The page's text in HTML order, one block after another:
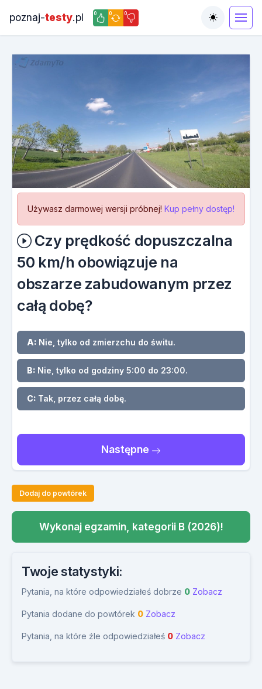
poznaj-testy.pl 0 0 0
Toggle
Używasz darmowej wersji próbnej! Kup pełny dostęp!
Czy prędkość dopuszczalna
50 km/h obowiązuje na
obszarze zabudowanym przez
całą dobę?
A: Nie, tylko od zmierzchu do świtu.
B: Nie, tylko od godziny 5:00 do 23:00.
C: Tak, przez całą dobę.
Następne
Dodaj do powtórek
Wykonaj egzamin, kategorii B (2026)!
Twoje statystyki:
Pytania, na które odpowiedziałeś dobrze 0 Zobacz
Pytania dodane do powtórek 0 Zobacz
Pytania, na które źle odpowiedziałeś 0 Zobacz